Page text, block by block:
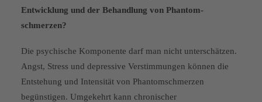
Entwicklung und der Behandlung von Phantom­
schmerzen?
Die psychische Komponente darf man nicht unterschätzen.
Angst, Stress und depressive Verstimmun­gen können die
Entstehung und Intensität von Phantomschmerzen
begünstigen. Umgekehrt kann chronischer